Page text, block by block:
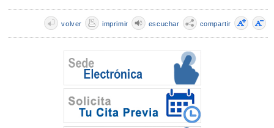
compartir
escuchar
imprimir
volver